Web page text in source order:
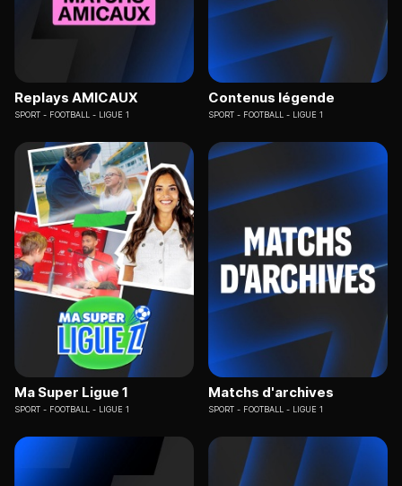
Replays AMICAUX
SPORT FOOTBALL - LIGUE 1
Contenus légende
SPORT FOOTBALL - LIGUE 1
Ma Super Ligue 1
SPORT FOOTBALL - LIGUE 1
Matchs d'archives
SPORT FOOTBALL - LIGUE 1